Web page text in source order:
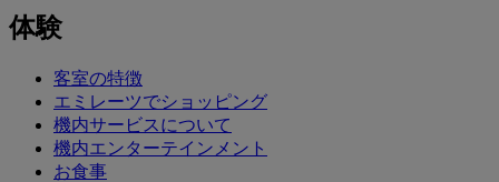
体験
客室の特徴
エミレーツでショッピング
機内サービスについて
機内エンターテインメント
お食事